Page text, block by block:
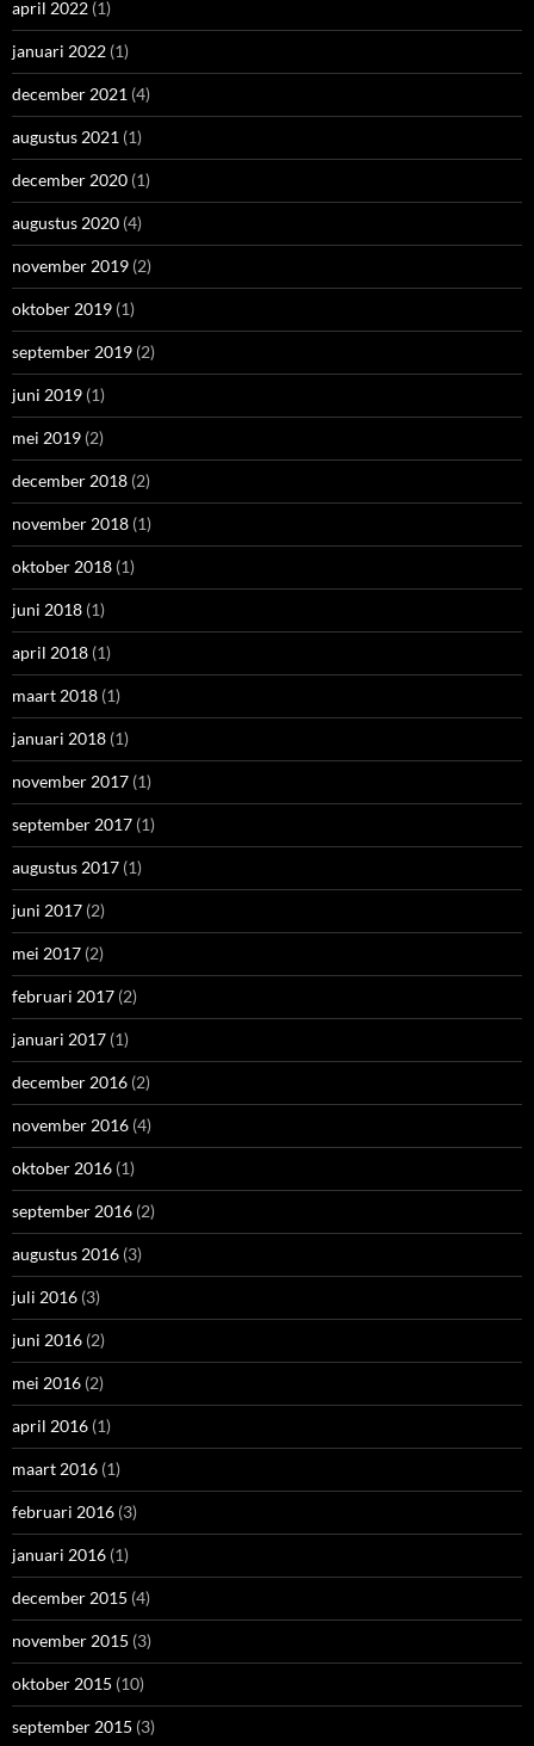
april 2022 (1)
januari 2022 (1)
december 2021 (4)
augustus 2021 (1)
december 2020 (1)
augustus 2020 (4)
november 2019 (2)
oktober 2019 (1)
september 2019 (2)
juni 2019 (1)
mei 2019 (2)
december 2018 (2)
november 2018 (1)
oktober 2018 (1)
juni 2018 (1)
april 2018 (1)
maart 2018 (1)
januari 2018 (1)
november 2017 (1)
september 2017 (1)
augustus 2017 (1)
juni 2017 (2)
mei 2017 (2)
februari 2017 (2)
januari 2017 (1)
december 2016 (2)
november 2016 (4)
oktober 2016 (1)
september 2016 (2)
augustus 2016 (3)
juli 2016 (3)
juni 2016 (2)
mei 2016 (2)
april 2016 (1)
maart 2016 (1)
februari 2016 (3)
januari 2016 (1)
december 2015 (4)
november 2015 (3)
oktober 2015 (10)
september 2015 (3)